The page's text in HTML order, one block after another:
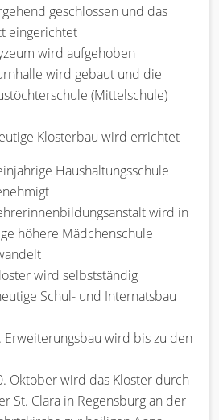
geschlossen und das
eingerichtet
wird aufgehoben
wird gebaut und die
(Mittelschule)
Klosterbau wird errichtet
Haushaltungsschule
wird in
höhere Mädchenschule
wird selbstständig
Schul- und Internatsbau
Erweiterungsbau wird bis zu den
Oktober wird das Kloster durch
St. Clara in Regensburg an der